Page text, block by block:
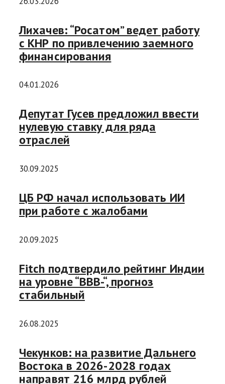
Лихачев: “Росатом” ведет работу
с КНР по привлечению заемного
финансирования
04.01.2026
Депутат Гусев предложил ввести
нулевую ставку для ряда
отраслей
30.09.2025
ЦБ РФ начал использовать ИИ
при работе с жалобами
20.09.2025
Fitch подтвердило рейтинг Индии
на уровне “ВВВ-“, прогноз
стабильный
26.08.2025
Чекунков: на развитие Дальнего
Востока в 2026-2028 годах
направят 216 млрд рублей